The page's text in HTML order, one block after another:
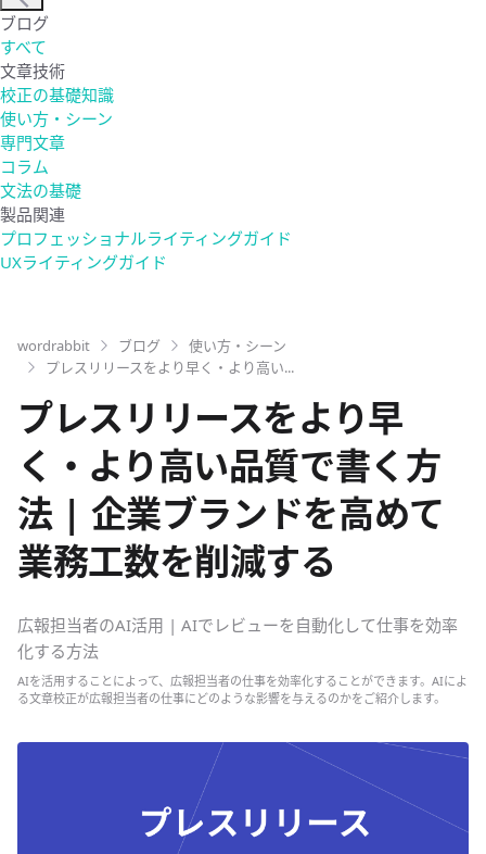
ブログ
すべて
文章技術
校正の基礎知識
使い方・シーン
専門文章
コラム
文法の基礎
製品関連
プロフェッショナルライティングガイド
UXライティングガイド
wordrabbit ブログ
使い方・シーン
プレスリリースをより早く・より高い...
プレスリリースをより早
く・より高い品質で書く方
法 | 企業ブランドを高めて
業務工数を削減する
広報担当者のAI活用 | AIでレビューを自動化して仕事を効率
化する方法
AIを活用することによって、広報担当者の仕事を効率化することができます。AIによ
る文章校正が広報担当者の仕事にどのような影響を与えるのかをご紹介します。